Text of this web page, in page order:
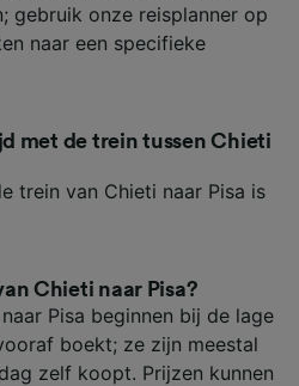
gebruik onze reisplanner op
naar een specifieke
met de trein tussen Chieti
trein van Chieti naar Pisa is
Chieti naar Pisa?
Pisa beginnen bij de lage
boekt; ze zijn meestal
zelf koopt. Prijzen kunnen